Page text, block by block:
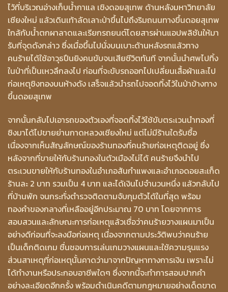
ไว้ที่บริเวณอ่างเก็บน้ำกาแล เชิงดอยสุเทพ ด้านหลังมหาวิทยาลัย
เชียงใหม่ แล้วเดินเท้าลัดเลาะป่าขึ้นไปถึงริมถนนทางขึ้นดอยสุเทพ
ใกล้กับน้ำตกผาลาดและเรียกรถยนต์โดยสารผ่านแอปพลิชันให้มา
รับที่จุดดังกล่าว ซึ่งเมื่อขึ้นไปนั่งบนเบาะด้านหลังรถแล้วทาง
คนร้ายได้ใช้อาวุธปืนยิงคนขับจนเสียชีวิตทันที จากนั้นนำศพไปทิ้ง
ในป่าที่เป็นเหวลึกลงไป ก่อนที่จะขับรถออกไปเปลี่ยนเสื้อผ้าและไป
ก่อเหตุชิงทองบนห้างดัง เสร็จแล้วนำรถไปจอดทิ้งไว้ในป่าข้างทาง
ขึ้นดอยสุเทพ
จากนั้นกลับไปเอารถของตัวเองที่จอดทิ้งไว้ใช้ขับตระเวนนำทองที่
ชิงมาได้ไปขายย่านกาดหลวงเชียงใหม่ แต่ไม่มีร้านใดรับซื้อ
เนื่องจากเห็นสัญลักษณ์ของร้านทองที่คนร้ายก่อเหตุติดอยู่ ซึ่ง
หลังจากที่ขายให้กับร้านทองในตัวเมืองไม่ได้ คนร้ายจึงนำไป
ตระเวนขายให้กับร้านทองในอำเภอสันกำแพงและอำเภอดอยสะเก็ด
ร้านละ 2 บาท รวมเป็น 4 บาท และได้เงินไปจำนวนหนึ่ง แล้วกลับไป
ที่บ้านพัก จนกระทั่งตำรวจติดตามจับกุมตัวได้ในที่สุด พร้อม
ทองคำของกลางที่เหลืออยู่อีกประมาณ 70 บาท โดยจากการ
สอบสวนและลักษณะการก่อเหตุแล้วเชื่อว่าคนร้ายวางแผนมาเป็น
อย่างดีก่อนที่จะลงมือก่อเหตุ เนื่องจากตามประวัติพบว่าคนร้าย
เป็นเด็กติดเกม ชื่นชอบการเล่นเกมวางแผนและใช้ความรุนแรง
ส่วนสาเหตุที่ก่อเหตุนั้นคาดว่ามาจากปัญหาทางการเงิน เพราะไม่
ได้ทำงานหรือประกอบอาชีพใดๆ ซึ่งจากนี้จะทำการสอบปากคำ
อย่างละเอียดอีกครั้ง พร้อมดำเนินคดีตามกฎหมายอย่างเด็ดขาด